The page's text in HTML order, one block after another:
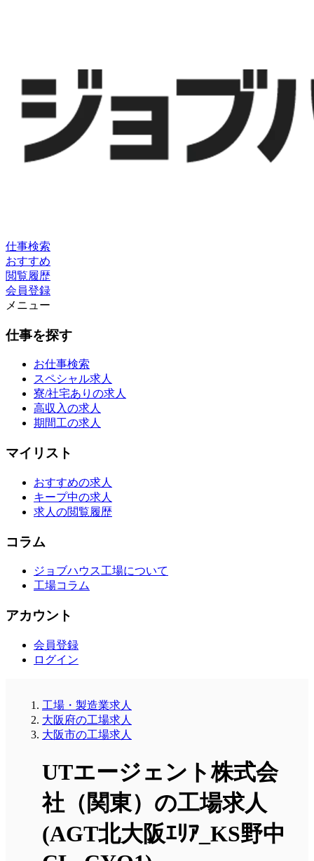
仕事検索
おすすめ
閲覧履歴
会員登録
メニュー
仕事を探す
お仕事検索
スペシャル求人
寮/社宅ありの求人
高収入の求人
期間工の求人
マイリスト
おすすめの求人
キープ中の求人
求人の閲覧履歴
コラム
ジョブハウス工場について
工場コラム
アカウント
会員登録
ログイン
工場・製造業求人
大阪府の工場求人
大阪市の工場求人
UTエージェント株式会
社（関東）の工場求人
(AGT北大阪ｴﾘｱ_KS野中